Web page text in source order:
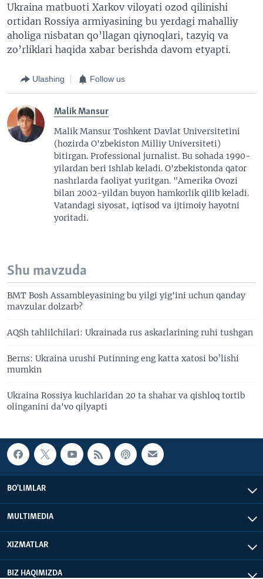
Ukraina matbuoti Xarkov viloyati ozod qilinishi
ortidan Rossiya armiyasining bu yerdagi mahalliy
aholiga nisbatan qo’llagan qiynoqlari, tazyiq va
zo’rliklari haqida xabar berishda davom etyapti.
Ulashing Follow us
Malik Mansur
Malik Mansur Toshkent Davlat Universitetini
(hozirda O'zbekiston Milliy Universiteti)
bitirgan. Professional jurnalist. Bu sohada 1990-
yilardan beri ishlab keladi. O'zbekistonda qator
nashrlarda faoliyat yuritgan. "Amerika Ovozi
bilan 2002-yildan buyon hamkorlik qilib keladi.
Vatandagi siyosat, iqtisod va ijtimoiy hayotni
yoritadi.
Shu mavzuda
BMT Bosh Assambleyasining bu yilgi yig'ini uchun qanday
mavzular dolzarb?
AQSh tahlilchilari: Ukrainada rus askarlarining ruhi tushgan
Berns: Ukraina urushi Putinning eng katta xatosi bo’lishi
mumkin
Ukraina Rossiya kuchlaridan 20 ta shahar va qishloq tortib
olinganini da'vo qilyapti
BO'LIMLAR
MULTIMEDIA
XIZMATLAR
BIZ HAQIMIZDA